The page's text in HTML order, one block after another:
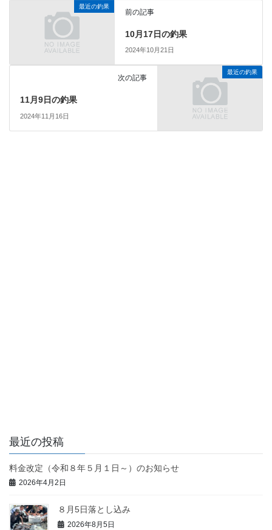
最近の釣果
前の記事
10月17日の釣果
2024年10月21日
最近の釣果
次の記事
11月9日の釣果
2024年11月16日
最近の投稿
料金改定（令和８年５月１日～）のお知らせ
2026年4月2日
８月5日落とし込み
2026年8月5日